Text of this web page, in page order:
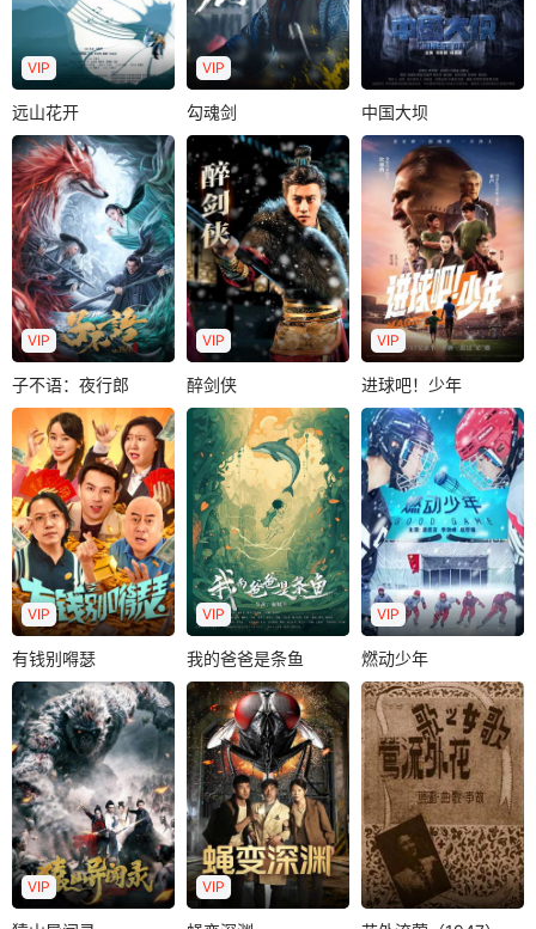
VIP
远山花开
林婉盈
蒋昊伦
王钢
南京市某重点中学
年轻的音乐老师刘
晓慧，由于一个月
前母亲突然离世..
远山花开
VIP
勾魂剑
田牧童
魏子涵
潘俊潼
六扇门捕头梅胜雪
奉命前往调查威远
镖局案，调查过程
中镖局竟被人灭..
勾魂剑 中国大坝
1959年，百年难遇
的洪水威胁着中国
第一座自主建设的
新安江大坝..
中国大坝
VIP
子不语：夜行郎
孙启恒
王一一
廉赛
遭遇了新婚妻子身
故，逃离家乡的小
铁匠陆离在机缘巧
合..
子不语：夜行郎
VIP
醉剑侠
郑中玉
郭怡艳
施骏喆
啸西风双亲被害身
亡，从此一蹶不
振，整日借酒消
愁。妻子月蓉带着
女..
醉剑侠
VIP
进球吧！少年
埃里克・坎通纳
蒋雯丽
陈百祥
知名曼联球星坎通
纳退役后来到中国
职业联赛的上海队
任教，被自己的..
进球吧！少年
VIP
有钱别嘚瑟
佟铭心
张梦露
周蓉倩
面临事业和家庭的
双重危机，向大举
误以为妻子出轨，
愤然决定离婚。..
有钱别嘚瑟
VIP
我的爸爸是条鱼
张毓宜
9岁的小女孩梁小味
有一串神奇的手
链，戴上它就能听
懂海洋动物们说..
我的爸爸是条鱼
VIP
燃动少年
潘思言
李劲峰
赵哲瀚
少年冰球队队长关
欣的地位受到了插
班生王子非的挑
战。母亲的反对，..
燃动少年
VIP VIP